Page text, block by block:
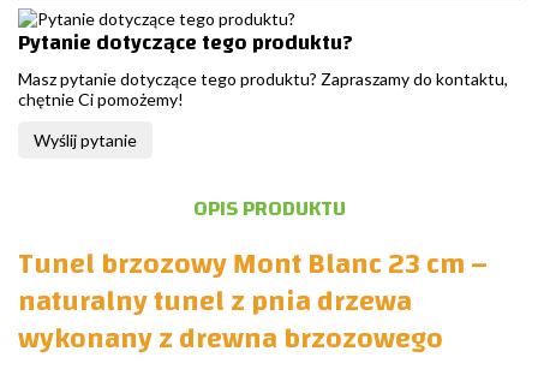
Pytanie dotyczące tego produktu?
Masz pytanie dotyczące tego produktu? Zapraszamy do kontaktu,
chętnie Ci pomożemy!
Wyślij pytanie
OPIS PRODUKTU
Tunel brzozowy Mont Blanc 23 cm –
naturalny tunel z pnia drzewa
wykonany z drewna brzozowego